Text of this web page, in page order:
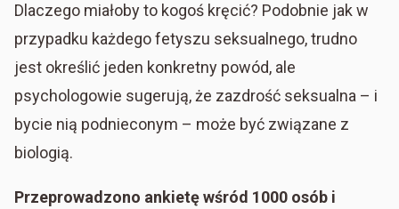
Dlaczego miałoby to kogoś kręcić? Podobnie jak w
przypadku każdego fetyszu seksualnego, trudno
jest określić jeden konkretny powód, ale
psychologowie sugerują, że zazdrość seksualna – i
bycie nią podnieconym – może być związane z
biologią.
Przeprowadzono ankietę wśród 1000 osób i